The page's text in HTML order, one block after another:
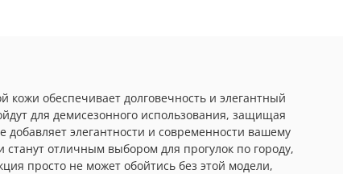
кожи обеспечивает долговечность и элегантный
для демисезонного использования, защищая
элегантности и современности вашему
отличным выбором для прогулок по городу,
просто не может обойтись без этой модели,